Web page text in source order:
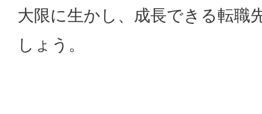
大限に生かし、成長できる転職
しょう。